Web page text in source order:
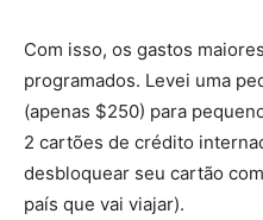
Com isso, os gastos
programados. Levei uma
(apenas $250) para
2 cartões de crédito
desbloquear seu cartão
país que vai viajar).